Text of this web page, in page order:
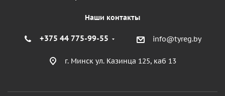
Наши контакты
+375 44 775-99-55 info@tyreg.by
г. Минск ул. Казинца 125, каб 13